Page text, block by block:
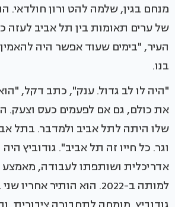
מנחם בגין, שלמה להט ורון חולדאי.
של ערים תאומות בין תל אביב לעזה
העיר, "בימים שעוד אפשר היה
בנו.
"היה לו לב גדול. ענק", כתב דקל,
את כולם, גם אם לפעמים כעס וצעק.
שלו היתה לתל אביב ולמדבר. בתל
וגר. כל חייו זה תל אביב". גודוביץ
למותה ב-2022. הוא הותיר